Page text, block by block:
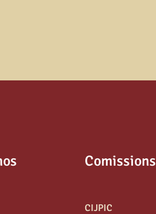
Comissions
CIJPIC